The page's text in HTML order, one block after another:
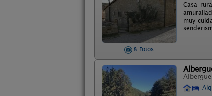
8 Fotos
Casa
muy
Albergue